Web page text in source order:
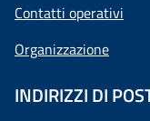
Contatti operativi
Organizzazione
INDIRIZZI DI